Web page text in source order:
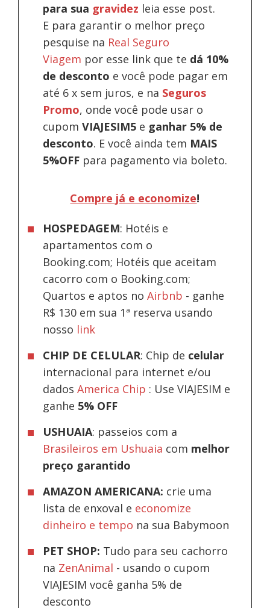
para sua gravidez leia esse post.
E para garantir o melhor preço
pesquise na Real Seguro
Viagem por esse link que te dá 10%
de desconto e você pode pagar em
até 6 x sem juros, e na Seguros
Promo, onde você pode usar o
cupomVIAJESIM5 e ganhar 5% de
desconto. E você ainda tem MAIS
5%OFF para pagamento via boleto.
Compre já e economize!
HOSPEDAGEM: Hotéis e
apartamentos com o
Booking.com; Hotéis que aceitam
cacorro com o Booking.com;
Quartos e aptos noAirbnb - ganhe
R$ 130 em sua 1ª reserva usando
nosso link
CHIP DE CELULAR: Chip de celular
internacional para internet e/ou
dadosAmerica Chip : Use VIAJESIM e
ganhe 5% OFF
USHUAIA: passeios com a
Brasileiros em Ushuaia com melhor
preço garantido
AMAZON AMERICANA: crie uma
lista de enxoval e economize
dinheiro e tempo na sua Babymoon
PET SHOP: Tudo para seu cachorro
na ZenAnimal - usando o cupom
VIAJESIM você ganha 5% de
desconto